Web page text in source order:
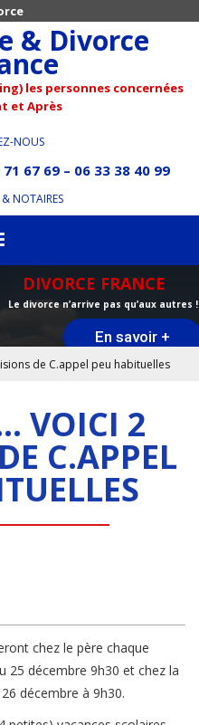
& Divorce
les personnes concernées
et Après
NOUS
67 69 – 06 33 38 40 99
NOTAIRES
DIVORCE FRANCE
Le divorce n’arrive pas qu’aux autres !
En savoir +
de C.appel peu habituelles
VOICI 2
C.APPEL
chez le père chaque
25 décembre 9h30 et chez la
décembre à 9h30.